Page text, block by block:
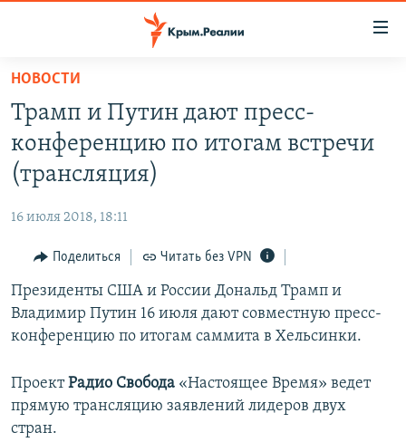
Вернуться
основному
содержанию
Вернутся
главной
Вернутся
поиску
СПЕЦПРОЕКТЫ
11 ЛЕТ ОККУПАЦИИ КРЫМА. 11 ИСТОРИЙ СОПРОТИВЛЕНИЯ
ВОДА
ЕЩЕ
ИНТЕРАКТИВ
ИНФОГРАФИКА
ТЕЛЕПРОЕКТ КРЫМ.РЕАЛИИ
ПРОПАВШИЕ БЕЗ ВЕСТИ
ПОБЕДИТЕЛЕЙ НЕ СУДЯТ?
РАДІО СВОБОДА
КАК ОБОЙТИ БЛОКИРОВКУ
Українською
Qırımtatar
НОВОСТИ
Трамп и Путин дают пресс-
конференцию по итогам встречи
(трансляция)
16 июля 2018, 18:11
Поделиться Читать без VPN
Президенты США и России Дональд Трамп и
Владимир Путин 16 июля дают совместную пресс-
конференцию по итогам саммита в Хельсинки.
ПроектРадио Свобода «Настоящее Время» ведет
прямую трансляцию заявлений лидеров двух
стран.